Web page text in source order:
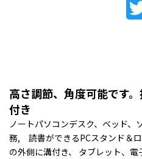
高さ調節、角度可能です
付き
ノートパソコンデスク、ベッド、
務, 読書ができるPCスタンド＆
の外側に溝付き、 タブレット、